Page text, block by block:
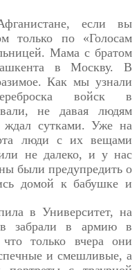
если вы
только по «Голосам
Мама с братом
в Москву. В
Как мы узнали
войск в
не давая людям
сутками. Уже на
люди с их вещами
не далеко, и у нас
были предупредить о
домой к бабушке и
в Университет, на
забрали в армию в
что только вчера они
и смешливые, а